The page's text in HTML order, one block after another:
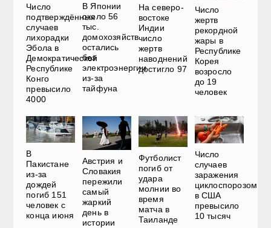
Число
подтверждённых
случаев
лихорадки
Эбола в
Демократической
Республике
Конго
превысило
4000
В Японии
около 56
тыс.
домохозяйств
остались
без
электроэнергии
из-за
тайфуна
На северо-
востоке
Индии
число
жертв
наводнений
достигло 97
Число
жертв
рекордной
жары в
Республике
Корея
возросло
до 19
человек
В
Пакистане
из-за
дождей
погиб 151
человек с
конца июня
Австрия и
Словакия
пережили
самый
жаркий
день в
истории
Футболист
погиб от
удара
молнии во
время
матча в
Таиланде
Число
случаев
заражения
циклоспорозом
в США
превысило
10 тысяч